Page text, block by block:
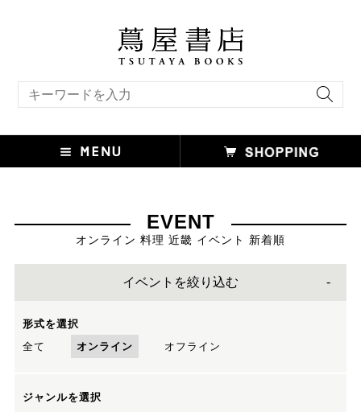
EVENT
オンライン 料理 近畿 イベント 新着順
イベントを絞り込む
形式を選択
全て
オンライン オフライン
ジャンルを選択